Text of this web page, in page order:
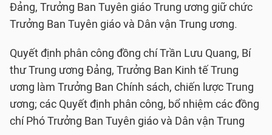
Đảng, Trưởng Ban Tuyên giáo Trung ương giữ chức
Trưởng Ban Tuyên giáo và Dân vận Trung ương.
Quyết định phân công đồng chí Trần Lưu Quang, Bí
thư Trung ương Đảng, Trưởng Ban Kinh tế Trung
ương làm Trưởng Ban Chính sách, chiến lược Trung
ương; các Quyết định phân công, bổ nhiệm các đồng
chí Phó Trưởng Ban Tuyên giáo và Dân vận Trung